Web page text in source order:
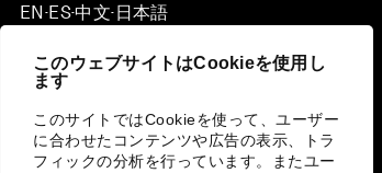
このウェブサイトはCookieを使用し
ます
このサイトではCookieを使って、ユーザー
に合わせたコンテンツや広告の表示、トラ
フィックの分析を行っています。またユー
EN ▪ES▪中文▪ 日本語